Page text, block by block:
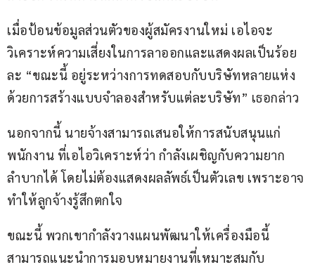
เมื่อป้อนข้อมูลส่วนตัวของผู้สมัครงานใหม่ เอไอจะ
วิเคราะห์ความเสี่ยงในการลาออกและแสดงผลเป็นร้อย
ละ “ขณะนี้ อยู่ระหว่างการทดสอบกับบริษัทหลายแห่ง
ด้วยการสร้างแบบจำลองสำหรับแต่ละบริษัท” เธอกล่าว
นอกจากนี้ นายจ้างสามารถเสนอให้การสนับสนุนแก่
พนักงาน ที่เอไอวิเคราะห์ว่า กำลังเผชิญกับความยาก
ลำบากได้ โดยไม่ต้องแสดงผลลัพธ์เป็นตัวเลข เพราะอาจ
ทำให้ลูกจ้างรู้สึกตกใจ
ขณะนี้ พวกเขากำลังวางแผนพัฒนาให้เครื่องมือนี้
สามารถแนะนำการมอบหมายงานที่เหมาะสมกับ